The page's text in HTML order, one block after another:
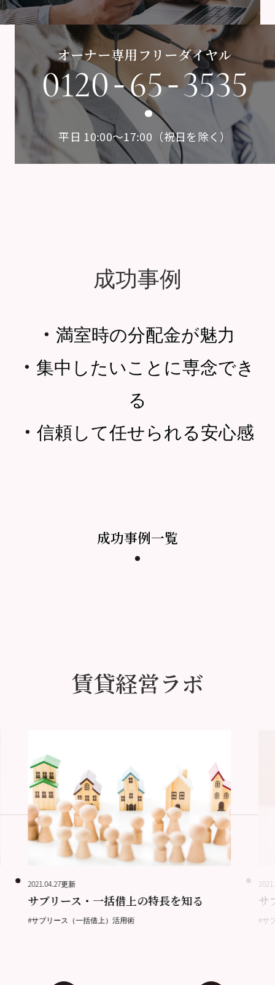
オーナー専用フリーダイヤル
0120-65-3535
平日 10:00〜17:00（祝日を除く）
成功事例
・ 満室時の分配金が魅力
・ 集中したいことに専念でき
る
・ 信頼して任せられる安心感
成功事例一覧
賃貸経営ラボ
2021.04.27更新
サブリース・一括借上の特長を知る
#サブリース（一括借上）活用術
サ
#サ